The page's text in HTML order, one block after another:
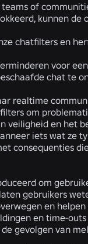
of
kunnen de
chatfilters en
voor
chat te
realtime
om
en het
iets wat ze
consequenties
om
gebruikers
en
en time-
gevolgen van